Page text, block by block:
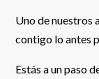
Uno de nuestros
contigo lo antes
Estás a un paso